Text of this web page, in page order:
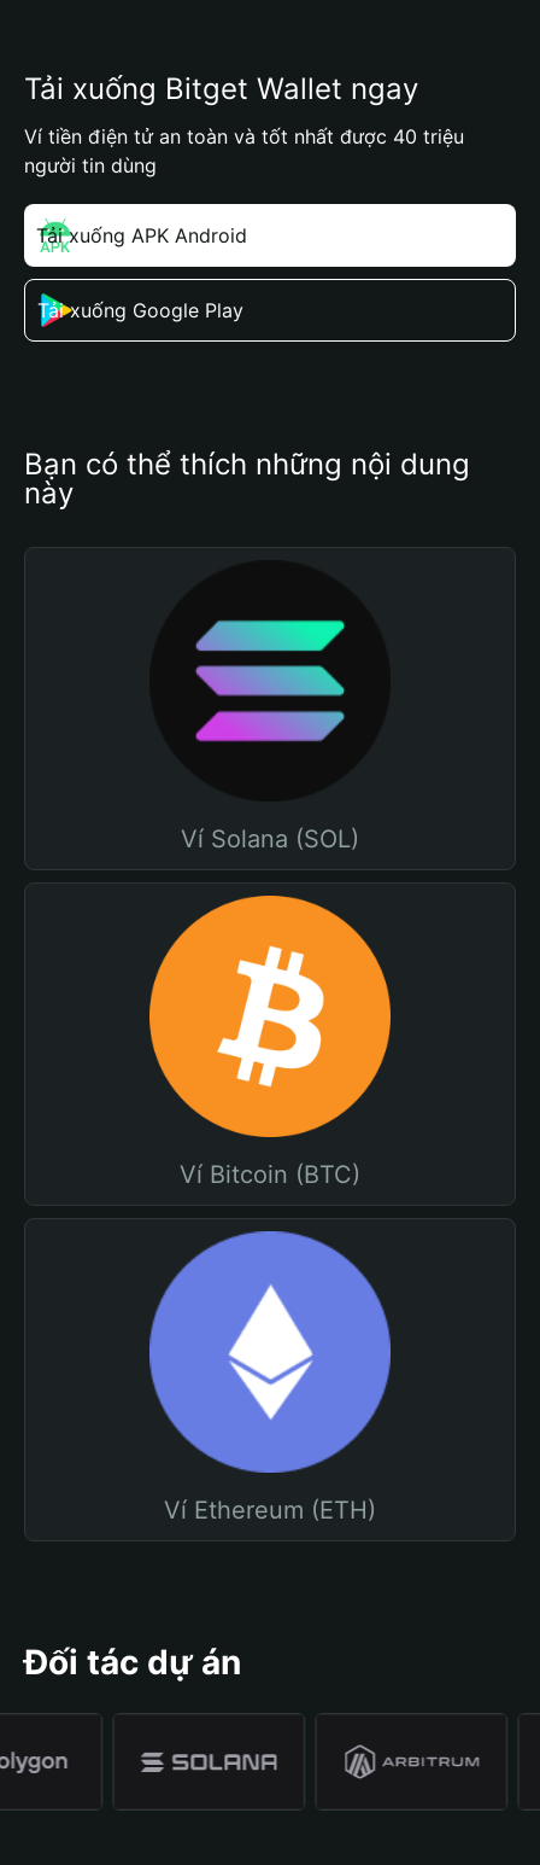
Tải xuống Bitget Wallet ngay
Ví tiền điện tử an toàn và tốt nhất được 40 triệu
người tin dùng
Tải xuống APK Android
Tải xuống Google Play
Bạn có thể thích những nội dung
này
Ví Solana (SOL)
Ví Bitcoin (BTC)
Ví Ethereum (ETH)
Đối tác dự án